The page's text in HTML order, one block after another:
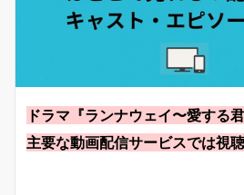
ドラマ『ランナウェイ〜愛する
主要な動画配信サービスでは視聴